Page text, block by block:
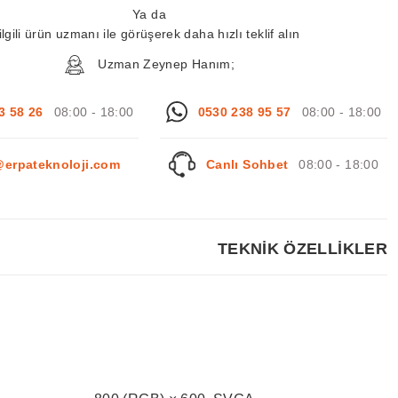
Ya da
ilgili ürün uzmanı ile görüşerek daha hızlı teklif alın
Uzman Zeynep Hanım;
58 26 08:00 - 18:00 0530 238 95 57 08:00 - 18:00
Canlı Sohbet 08:00 - 18:00
TEKNİK ÖZELLİKLER